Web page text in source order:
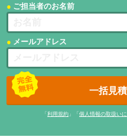
ご担当者のお名前
メールアドレス
一括見
「 利用規約 」「 個人情報の取扱い